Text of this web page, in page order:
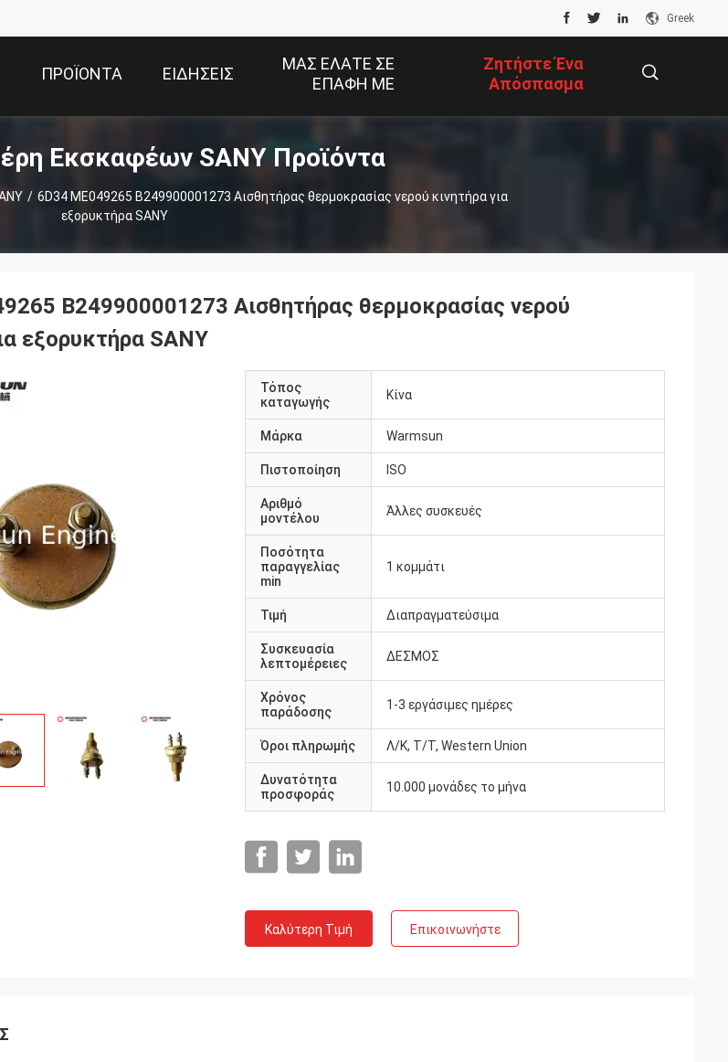
Greek
ΠΡΟΪΌΝΤΑ ΕΙΔΉΣΕΙΣ
ΜΑΣ ΕΛΆΤΕ ΣΕ
ΕΠΑΦΉ ΜΕ
Ζητήστε Ένα
Απόσπασμα
Εκσκαφέων SANY Προϊόντα
/ 6D34 ME049265 B249900001273 Αισθητήρας θερμοκρασίας νερού κινητήρα για
εξορυκτήρα SANY
B249900001273 Αισθητήρας θερμοκρασίας νερού
εξορυκτήρα SANY
Τόπος
καταγωγής
Κίνα
Μάρκα Warmsun
Πιστοποίηση ISO
Αριθμό
μοντέλου
Άλλες συσκευές
Ποσότητα
παραγγελίας
min
1 κομμάτι
Τιμή Διαπραγματεύσιμα
Συσκευασία
λεπτομέρειες
ΔΕΣΜΟΣ
Χρόνος
παράδοσης
1-3 εργάσιμες ημέρες
Όροι πληρωμής Λ/Κ, Τ/Τ, Western Union
Δυνατότητα
προσφοράς
10.000 μονάδες το μήνα
Καλύτερη Τιμή Επικοινωνήστε